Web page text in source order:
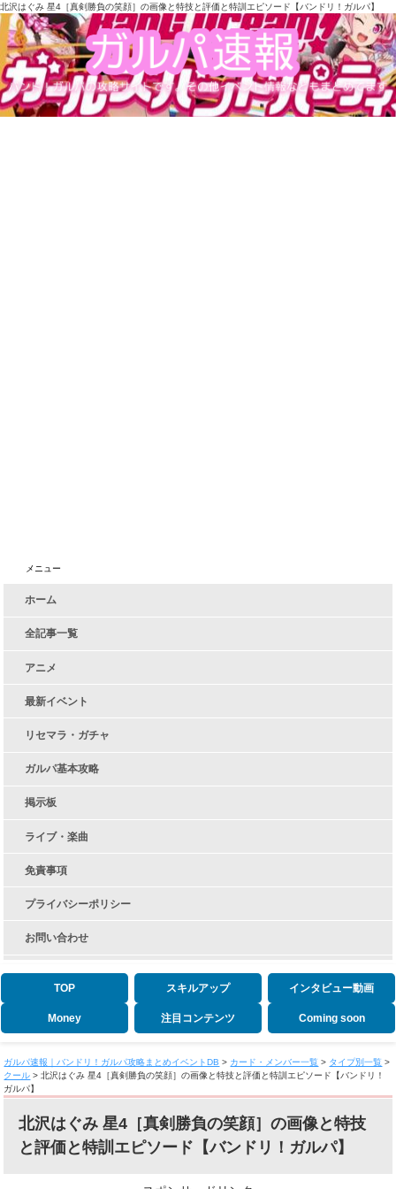
北沢はぐみ 星4［真剣勝負の笑顔］の画像と特技と評価と特訓エピソード【バンドリ！ガルパ】
メニュー
ホーム
全記事一覧
アニメ
最新イベント
リセマラ・ガチャ
ガルパ基本攻略
掲示板
ライブ・楽曲
免責事項
プライバシーポリシー
お問い合わせ
TOP スキルアップ インタビュー動画
Money 注目コンテンツ Coming soon
ガルパ速報｜バンドリ！ガルパ攻略まとめイベントDB > カード・メンバー一覧 > タイプ別一覧 >
クール >北沢はぐみ 星4［真剣勝負の笑顔］の画像と特技と評価と特訓エピソード【バンドリ！
ガルパ】
北沢はぐみ 星4［真剣勝負の笑顔］の画像と特技
と評価と特訓エピソード【バンドリ！ガルパ】